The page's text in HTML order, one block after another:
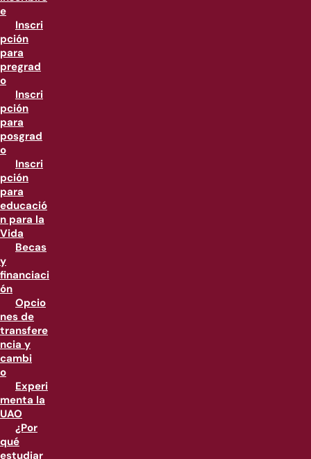
e
Inscri
pción
para
pregrad
o
Inscri
pción
para
posgrad
o
Inscri
pción
para
educació
n para la
Vida
Becas
y
financiaci
ón
Opcio
nes de
transfere
ncia y
cambi
o
Experi
menta la
UAO
¿Por
qué
estudiar